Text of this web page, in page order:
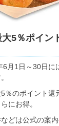
5％ポイン
月1日～30日に
％のポイント還
にお得。
どは公式の案